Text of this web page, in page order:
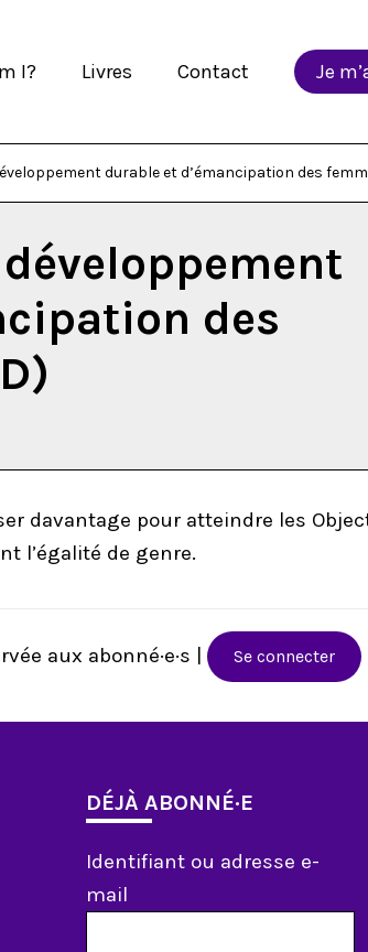
I? Livres Contact Je
durable et d’émancipation des
des
davantage pour atteindre les
l’égalité de genre.
aux abonné·e·s | Se connecter
DÉJÀ ABONNÉ·E
Identifiant ou adresse e-
mail